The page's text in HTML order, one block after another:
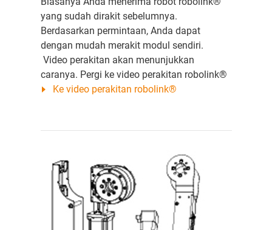
yang sudah dirakit sebelumnya.
Berdasarkan permintaan, Anda dapat
dengan mudah merakit modul sendiri.
Video perakitan akan menunjukkan
caranya. Pergi ke video perakitan robolink®
Ke video perakitan robolink®